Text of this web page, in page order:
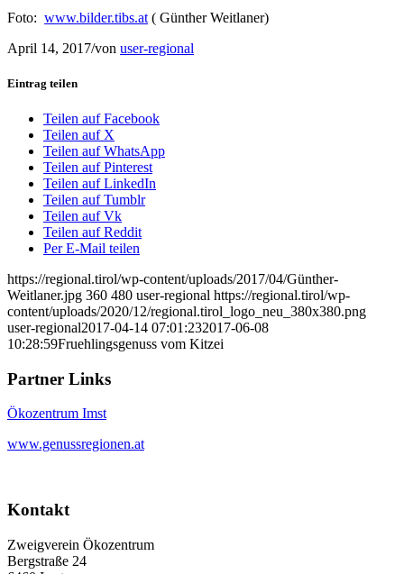
Foto: www.bilder.tibs.at ( Günther Weitlaner)
April 14, 2017/von user-regional
Eintrag teilen
Teilen auf Facebook
Teilen auf X
Teilen auf WhatsApp
Teilen auf Pinterest
Teilen auf LinkedIn
Teilen auf Tumblr
Teilen auf Vk
Teilen auf Reddit
Per E-Mail teilen
https://regional.tirol/wp-content/uploads/2017/04/Günther-
Weitlaner.jpg 360 480 user-regional https://regional.tirol/wp-
content/uploads/2020/12/regional.tirol_logo_neu_380x380.png
user-regional2017-04-14 07:01:232017-06-08
10:28:59Fruehlingsgenuss vom Kitzei
Partner Links
Ökozentrum Imst
www.genussregionen.at
Kontakt
Zweigverein Ökozentrum
Bergstraße 24